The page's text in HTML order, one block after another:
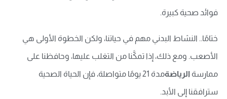
فوائد صحية كبيرة.
ختامًا.. النشاط البدني مهم في حياتنا، ولكن الخطوة الأولى هي
الأصعب. ومع ذلك، إذا تمكَّنا من التغلب عليها، وحافظنا على
ممارسة الرياضة مدة 21 يومًا متواصلة، فإن الحياة الصحية
سترافقنا إلى الأبد.